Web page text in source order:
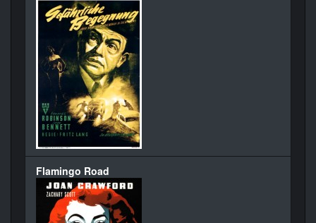
Flamingo Road